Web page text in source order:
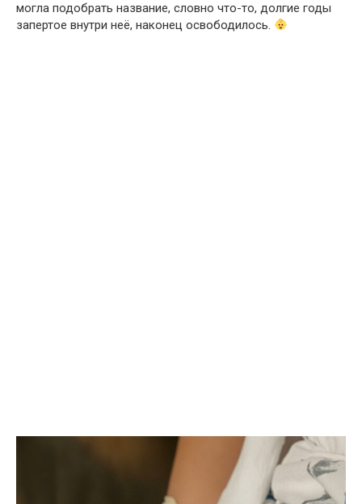
могла подобрать название, словно что-то, долгие годы
запертое внутри неё, наконец освободилось.